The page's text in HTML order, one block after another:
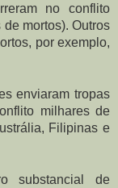
no conflito
mortos). Outros
por exemplo,
enviaram tropas
milhares de
Filipinas e
substancial de